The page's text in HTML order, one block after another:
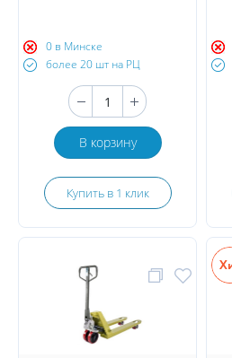
0 в Минске
более 20 шт на РЦ
В корзину
Купить в 1 клик